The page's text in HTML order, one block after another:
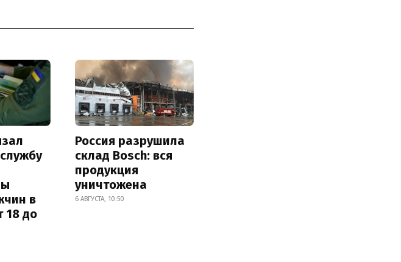
в
18 до
Россия разрушила
склад Bosch: вся
продукция
уничтожена
6 АВГУСТА, 10:50